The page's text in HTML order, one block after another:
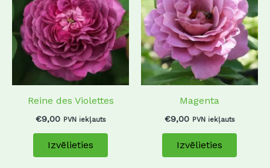
Reine des Violettes
€9,00 PVN iekļauts
Izvēlieties
has
multiple
variants.
The
options
may
be
on
Magenta
€9,00 PVN iekļauts
Izvēlieties
has
The
options
may
on